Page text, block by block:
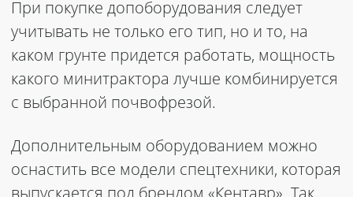
При покупке допоборудования следует
учитывать не только его тип, но и то, на
каком грунте придется работать, мощность
какого минитрактора лучше комбинируется
с выбранной почвофрезой.
Дополнительным оборудованием можно
оснастить все модели спецтехники, которая